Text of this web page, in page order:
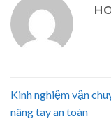
Kinh nghiệm vận
nâng tay an toàn